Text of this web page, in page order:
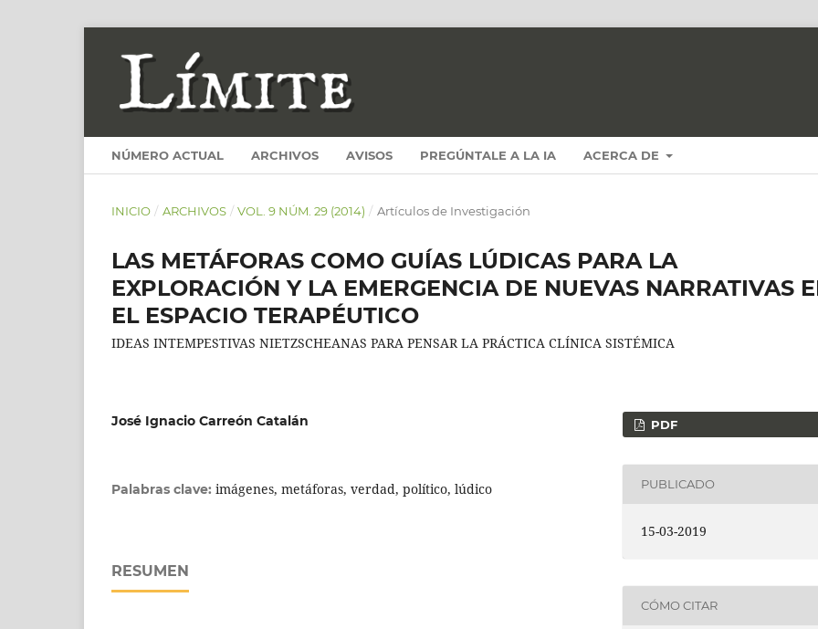
NÚMERO ACTUAL ARCHIVOS AVISOS PREGÚNTALE A LA IA ACERCA DE
INICIO / ARCHIVOS / VOL. 9 NÚM. 29 (2014) / Artículos de Investigación
LAS METÁFORAS COMO GUÍAS LÚDICAS PARA LA
EXPLORACIÓN Y LA EMERGENCIA DE NUEVAS NARRATIVAS
EL ESPACIO TERAPÉUTICO
IDEAS INTEMPESTIVAS NIETZSCHEANAS PARA PENSAR LA PRÁCTICA CLÍNICA SISTÉMICA
José Ignacio Carreón Catalán
Palabras clave: imágenes, metáforas, verdad, político, lúdico
RESUMEN
PDF
PUBLICADO
15-03-2019
CÓMO CITAR